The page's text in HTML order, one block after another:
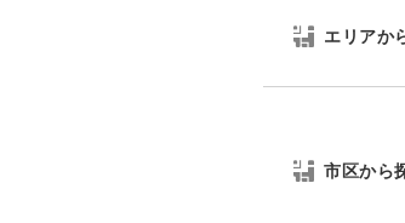
エリアか
市区から